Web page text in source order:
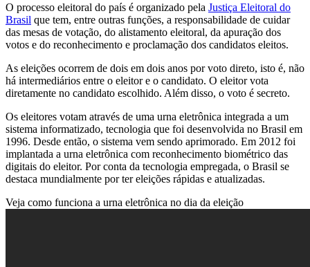
O processo eleitoral do país é organizado pela Justiça Eleitoral do
Brasil que tem, entre outras funções, a responsabilidade de cuidar
das mesas de votação, do alistamento eleitoral, da apuração dos
votos e do reconhecimento e proclamação dos candidatos eleitos.
As eleições ocorrem de dois em dois anos por voto direto, isto é, não
há intermediários entre o eleitor e o candidato. O eleitor vota
diretamente no candidato escolhido. Além disso, o voto é secreto.
Os eleitores votam através de uma urna eletrônica integrada a um
sistema informatizado, tecnologia que foi desenvolvida no Brasil em
1996. Desde então, o sistema vem sendo aprimorado. Em 2012 foi
implantada a urna eletrônica com reconhecimento biométrico das
digitais do eleitor. Por conta da tecnologia empregada, o Brasil se
destaca mundialmente por ter eleições rápidas e atualizadas.
Veja como funciona a urna eletrônica no dia da eleição